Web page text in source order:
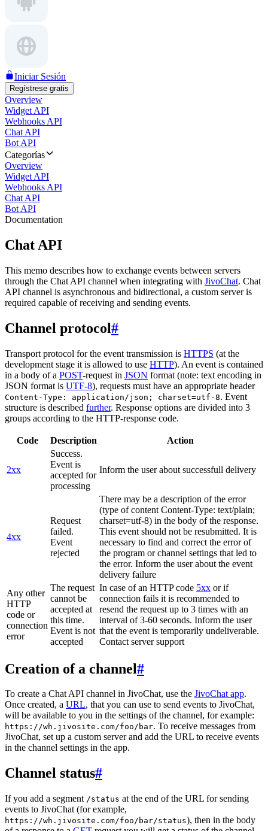
Iniciar Sesión
Regístrese gratis
Overview
Widget API
Webhooks API
Chat API
Bot API
Categorías
Overview
Widget API
Webhooks API
Chat API
Bot API
Documentation
Chat API
This memo describes how to exchange events between servers
through the Chat API channel when integrating with JivoChat. Chat
API channel is asynchronous and bidirectional, a custom server is
required capable of receiving and sending events.
Channel protocol#
Transport protocol for the event transmission is HTTPS (at the
development stage it is allowed to use HTTP). An event is contained
in a body of a POST-request in JSON format (note: text encoding in
JSON format is UTF-8), requests must have an appropriate header
Content-Type: application/json; charset=utf-8. Event
structure is described further. Response options are divided into 3
groups according to the HTTP-response code.
Code Description Action
2xx
Success.
Event is
accepted for
processing
Inform the user about successfull delivery
4xx
Request
failed.
Event
rejected
There may be a description of the error
(type of content Content-Type: text/plain;
charset=utf-8) in the body of the response.
This event should not be resubmitted. It is
necessary to find and correct the error of
the program or channel settings that led to
the error. Inform the user about the event
delivery failure
Any other
HTTP
code or
connection
error
The request
cannot be
accepted at
this time.
Event is not
accepted
In case of an HTTP code 5xx or if
connection fails it is recommended to
resend the request up to 3 times with an
interval of 3-60 seconds. Inform the user
that the event is temporarily undeliverable.
Contact server support
Creation of a channel#
To create a Chat API channel in JivoChat, use the JivoChat app.
Once created, a URL, that you can use to send events to JivoChat,
will be available to you in the settings of the channel, for example:
https://wh.jivosite.com/foo/bar. To receive messages from
JivoChat, set up a custom server and add the URL to receive events
in the channel settings in the app.
Channel status#
If you add a segment /status at the end of the URL for sending
events to JivoChat (for example,
https://wh.jivosite.com/foo/bar/status), then in the body